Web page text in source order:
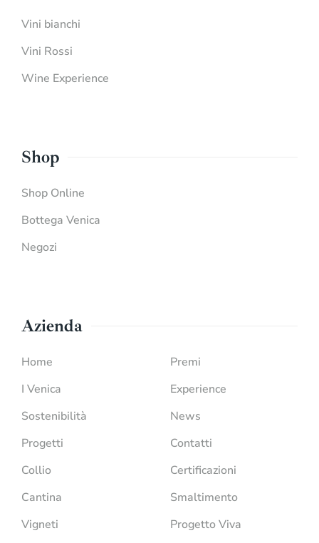
Vini bianchi
Vini Rossi
Wine Experience
Shop
Shop Online
Bottega Venica
Negozi
Azienda
Home
I Venica
Sostenibilità
Progetti
Collio
Cantina
Vigneti
Premi
Experience
News
Contatti
Certificazioni
Smaltimento
Progetto Viva